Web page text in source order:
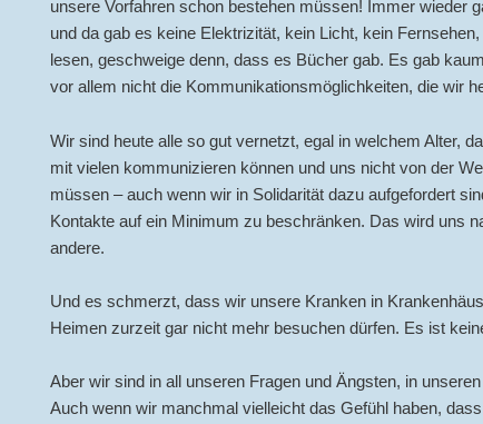
unsere Vorfahren schon bestehen müssen! Immer wieder
und da gab es keine Elektrizität, kein Licht, kein
lesen, geschweige denn, dass es Bücher gab. Es gab
vor allem nicht die Kommunikationsmöglichkeiten, die wir
Wir sind heute alle so gut vernetzt, egal in welchem Alter,
mit vielen kommunizieren können und uns nicht von der
müssen – auch wenn wir in Solidarität dazu aufgefordert
Kontakte auf ein Minimum zu beschränken. Das wird uns
andere.
Und es schmerzt, dass wir unsere Kranken in
Heimen zurzeit gar nicht mehr besuchen dürfen. Es ist
Aber wir sind in all unseren Fragen und Ängsten, in
Auch wenn wir manchmal vielleicht das Gefühl haben,